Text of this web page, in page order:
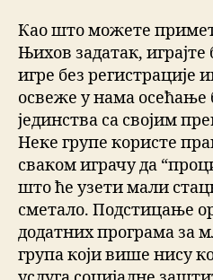
Као што можете
Њихов задатак,
игре без регистрације
освеже у нама осећање
јединства са својим
Неке групе користе
сваком играчу да
што ће узети мали
сметало. Подстицање
додатних програма за
група који више нису